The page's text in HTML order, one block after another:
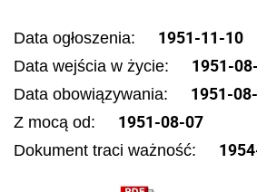
Data ogłoszenia: 1951-11-10
Data wejścia w życie: 1951-
Data obowiązywania: 1951-
Z mocą od: 1951-08-07
Dokument traci ważność: